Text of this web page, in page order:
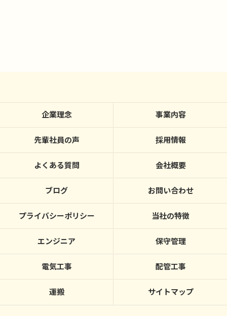
企業理念 事業内容
先輩社員の声 採用情報
よくある質問 会社概要
ブログ お問い合わせ
プライバシーポリシー 当社の特徴
エンジニア 保守管理
電気工事 配管工事
運搬 サイトマップ